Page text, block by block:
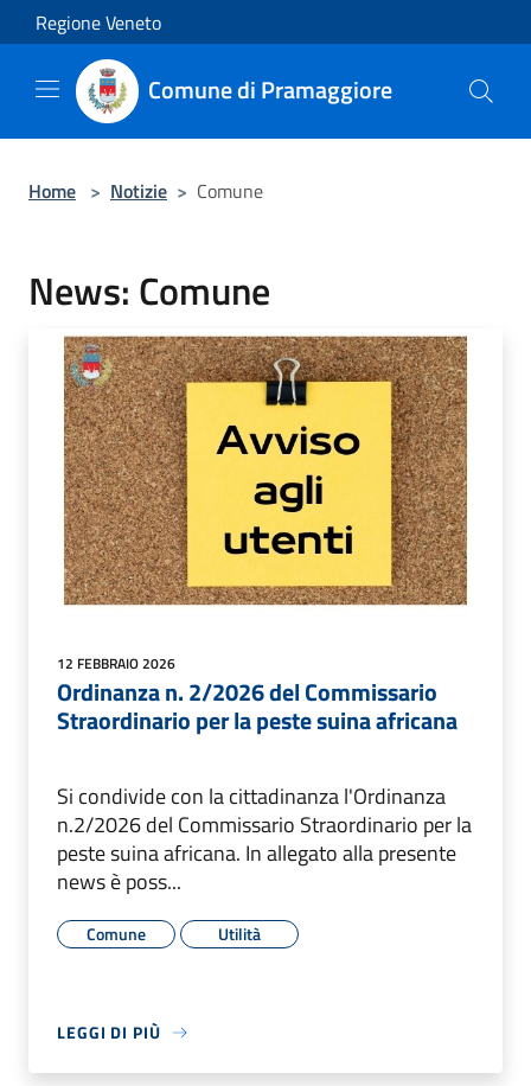
Salta al contenuto principale
Regione Veneto
Comune di Pramaggiore
Home > Notizie > Comune
News: Comune
12 FEBBRAIO 2026
Ordinanza n. 2/2026 del Commissario
Straordinario per la peste suina africana
Si condivide con la cittadinanza l'Ordinanza
n.2/2026 del Commissario Straordinario per la
peste suina africana. In allegato alla presente
news è poss...
Comune Utilità
LEGGI DI PIÙ